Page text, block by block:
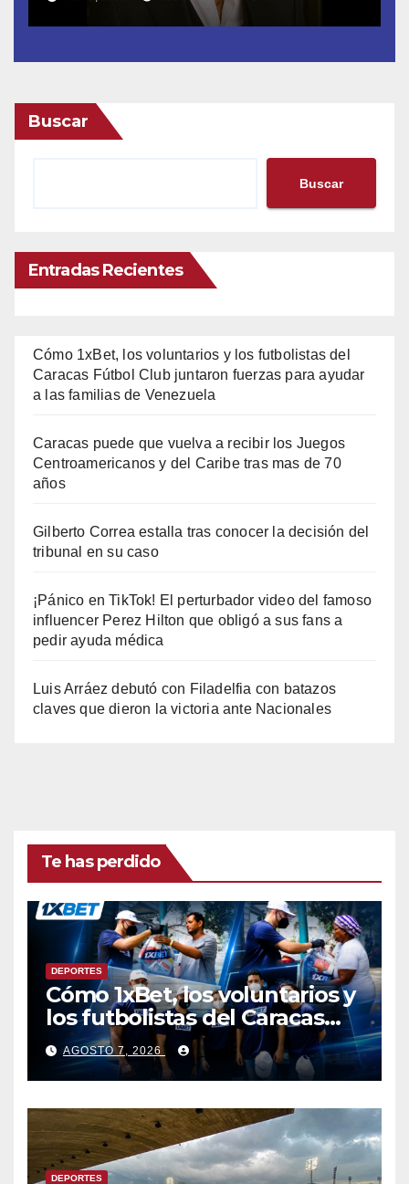
Buscar
Buscar
Entradas Recientes
Cómo 1xBet, los voluntarios y los futbolistas del
Caracas Fútbol Club juntaron fuerzas para ayudar
a las familias de Venezuela
Caracas puede que vuelva a recibir los Juegos
Centroamericanos y del Caribe tras mas de 70
años
Gilberto Correa estalla tras conocer la decisión del
tribunal en su caso
¡Pánico en TikTok! El perturbador video del famoso
influencer Perez Hilton que obligó a sus fans a
pedir ayuda médica
Luis Arráez debutó con Filadelfia con batazos
claves que dieron la victoria ante Nacionales
Te has perdido
DEPORTES
Cómo 1xBet, los voluntarios y
los futbolistas del Caracas
Fútbol Club juntaron fuerzas
para ayudar a las familias de
Venezuela
AGOSTO 7, 2026
DEPORTES